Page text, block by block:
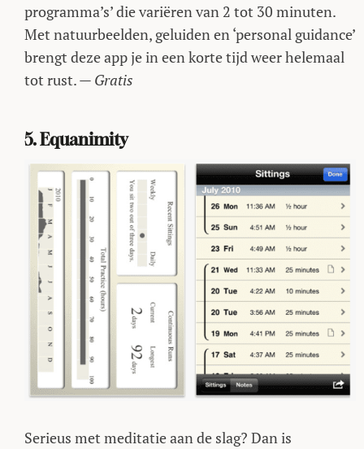
programma’s’ die variëren van 2 tot 30 minuten.
Met natuurbeelden, geluiden en ‘personal guidance’
brengt deze app je in een korte tijd weer helemaal
tot rust. — Gratis
5. Equanimity
Serieus met meditatie aan de slag? Dan is